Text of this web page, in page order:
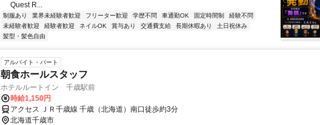
Quest R...
制服あり 業界未経験者歓迎 フリーター歓迎 学歴不問 車通勤OK 固定時間制
経験不問
未経験者歓迎
経験者歓迎 ネイルOK 賞与あり 交通費支給 長期休暇あり
土日祝休み
髪型・髪色自由
アルバイト・パート
朝食ホールスタッフ
ホテルルートイン 千歳駅前
時給1,150円
アクセス ＪＲ千歳線 千歳（北海道）南口徒歩約3分
北海道千歳市